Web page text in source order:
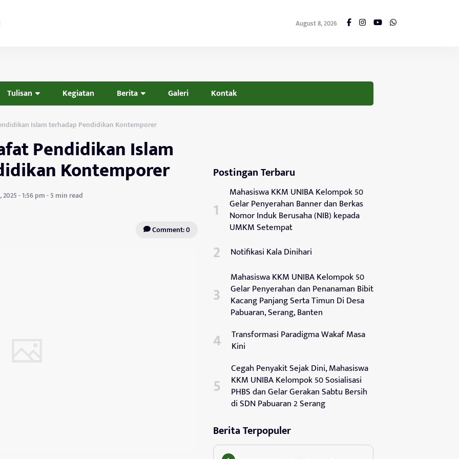
August 8, 2026
Tulisan Kegiatan Berita Galeri Kontak
Islam terhadap Pendidikan Kontemporer
Pendidikan Islam
Kontemporer
2025 - 1:56 pm - 5 min read
Comment: 0
Postingan Terbaru
Mahasiswa KKM UNIBA Kelompok 50
Gelar Penyerahan Banner dan Berkas
Nomor Induk Berusaha (NIB) kepada
UMKM Setempat
Notifikasi Kala Dinihari
Mahasiswa KKM UNIBA Kelompok 50
Gelar Penyerahan dan Penanaman Bibit
Kacang Panjang Serta Timun Di Desa
Pabuaran, Serang, Banten
Transformasi Paradigma Wakaf Masa
Kini
Cegah Penyakit Sejak Dini, Mahasiswa
KKM UNIBA Kelompok 50 Sosialisasi
PHBS dan Gelar Gerakan Sabtu Bersih
di SDN Pabuaran 2 Serang
Berita Terpopuler